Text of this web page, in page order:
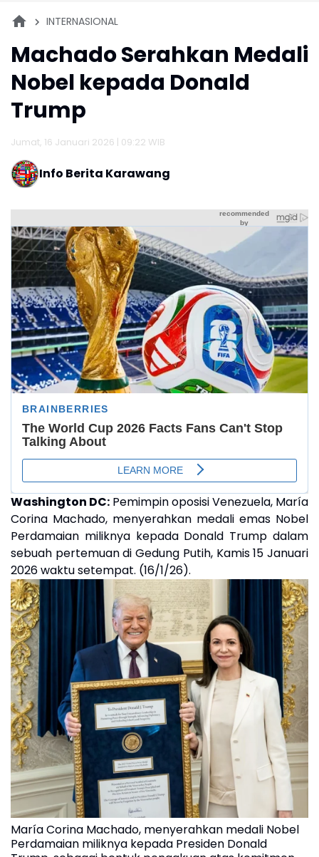
INTERNASIONAL
Machado Serahkan Medali
Nobel kepada Donald
Trump
Jumat, 16 Januari 2026 | 09:22 WIB
Info Berita Karawang
Washington DC: Pemimpin oposisi Venezuela, María
Corina Machado, menyerahkan medali emas Nobel
Perdamaian miliknya kepada Donald Trump dalam
sebuah pertemuan di Gedung Putih, Kamis 15 Januari
2026 waktu setempat. (16/1/26).
María Corina Machado, menyerahkan medali Nobel
Perdamaian miliknya kepada Presiden Donald